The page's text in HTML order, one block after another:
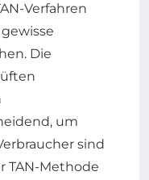
Verfahren
Die
um
sind
TAN-Methode